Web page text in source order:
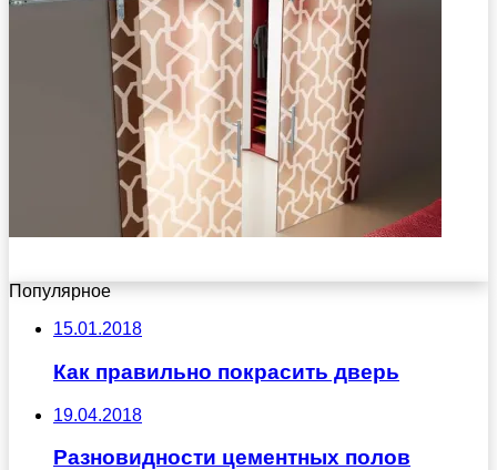
Популярное
15.01.2018
Как правильно покрасить дверь
19.04.2018
Разновидности цементных полов